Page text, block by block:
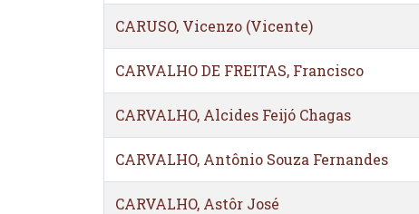
CARUSO, Vicenzo (Vicente)
CARVALHO DE FREITAS, Francisco
CARVALHO, Alcides Feijó Chagas
CARVALHO, Antônio Souza Fernandes
CARVALHO, Astôr José